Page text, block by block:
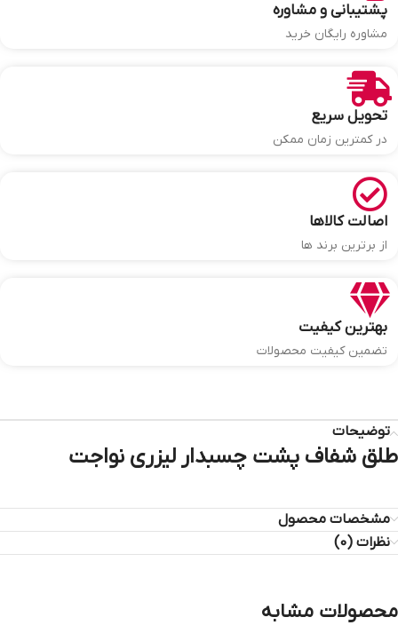
پشتیبانی و مشاوره
مشاوره رایگان خرید
تحویل سریع
در کمترین زمان ممکن
اصالت کالاها
از برترین برند ها
بهترین کیفیت
تضمین کیفیت محصولات
توضیحات
طلق شفاف پشت چسبدار لیزری نواجت
مشخصات محصول
نظرات (0)
محصولات مشابه